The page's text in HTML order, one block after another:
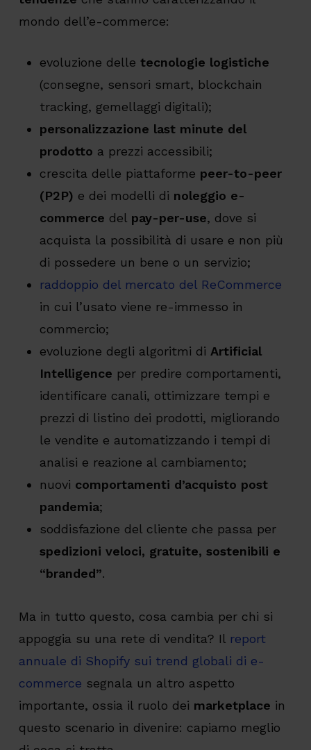
mondo dell’e-commerce:
evoluzione delle tecnologie logistiche
(consegne, sensori smart, blockchain
tracking, gemellaggi digitali);
personalizzazione last minute del
prodotto a prezzi accessibili;
crescita delle piattaforme peer-to-peer
(P2P) e dei modelli di noleggio e-
commerce del pay-per-use, dove si
acquista la possibilità di usare e non più
di possedere un bene o un servizio;
raddoppio del mercato del ReCommerce
in cui l’usato viene re-immesso in
commercio;
evoluzione degli algoritmi di Artificial
Intelligence per predire comportamenti,
identificare canali, ottimizzare tempi e
prezzi di listino dei prodotti, migliorando
le vendite e automatizzando i tempi di
analisi e reazione al cambiamento;
nuovi comportamenti d’acquisto post
pandemia;
soddisfazione del cliente che passa per
spedizioni veloci, gratuite, sostenibili e
“branded”.
Ma in tutto questo, cosa cambia per chi si
appoggia su una rete di vendita? Il report
annuale di Shopify sui trend globali di e-
commerce segnala un altro aspetto
importante, ossia il ruolo dei marketplace in
questo scenario in divenire: capiamo meglio